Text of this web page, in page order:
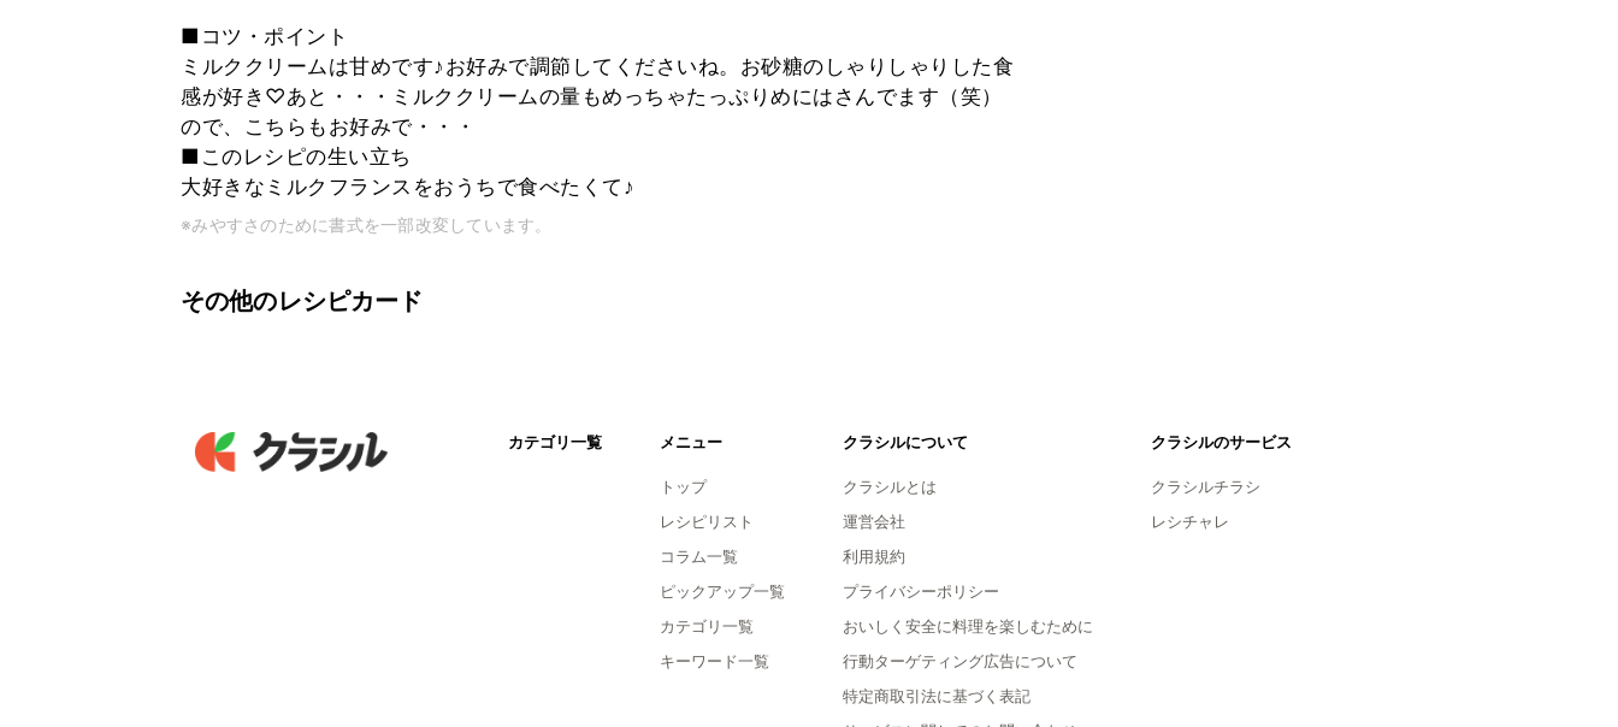
■コツ・ポイント
ミルククリームは甘めです♪お好みで調節してくださいね。お砂糖のしゃりしゃりした食
感が好き♡あと・・・ミルククリームの量もめっちゃたっぷりめにはさんでます（笑）
ので、こちらもお好みで・・・
■このレシピの生い立ち
大好きなミルクフランスをおうちで食べたくて♪
※みやすさのために書式を一部改変しています。
その他のレシピカード
カテゴリ一覧 メニュー
トップ
レシピリスト
コラム一覧
ピックアップ一覧
カテゴリ一覧
キーワード一覧
クラシルについて
クラシルとは
運営会社
利用規約
プライバシーポリシー
おいしく安全に料理を楽しむために
行動ターゲティング広告について
特定商取引法に基づく表記
クラシルのサービス
クラシルチラシ
レシチャレ